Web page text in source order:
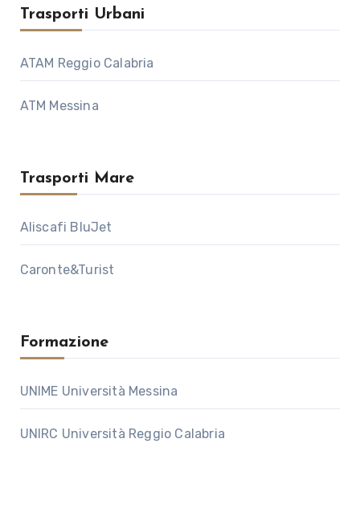
Trasporti Urbani
ATAM Reggio Calabria
ATM Messina
Trasporti Mare
Aliscafi BluJet
Caronte&Turist
Formazione
UNIME Università Messina
UNIRC Università Reggio Calabria